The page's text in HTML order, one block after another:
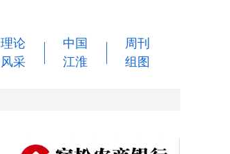
理论
风采
中国
江淮
周刊
组图